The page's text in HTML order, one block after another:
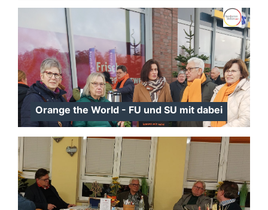
Orange the World - FU und SU mit dabei